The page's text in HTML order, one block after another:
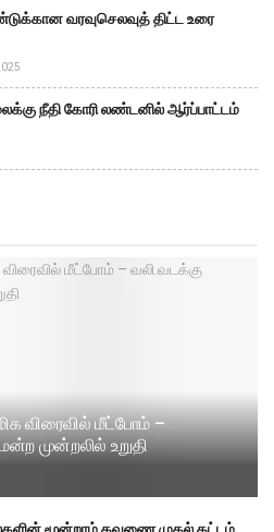
வரவுசெலவுத் திட்ட உரை
நீதி கோரி லண்டனில் ஆர்ப்பாட்டம்
விரைவில் மீட்போம் –
முன்றலில் உறுதி